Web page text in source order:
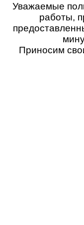
Уважаемые
работы,
Приносим